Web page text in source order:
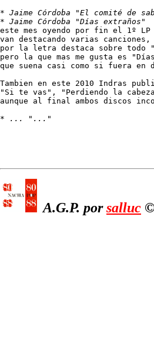
* Jaime Córdoba "El comité de
* Jaime Córdoba "Días extraños"
este mes oyendo por fin el 1º
van destacando varias
por la letra destaca sobre todo
pero la que mas me gusta es
que suena casi como si fuera en
Tambien en este 2010 Indras
"Si te vas", "Perdiendo la
aunque al final ambos discos
*
... "..."
A.G.P. porsalluc